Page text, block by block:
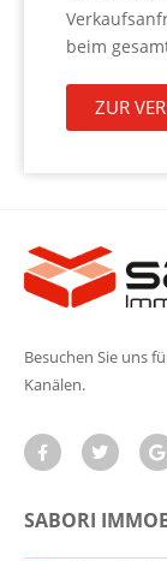
beim
ZUR
Besuchen Sie uns
Kanälen.
SABORI